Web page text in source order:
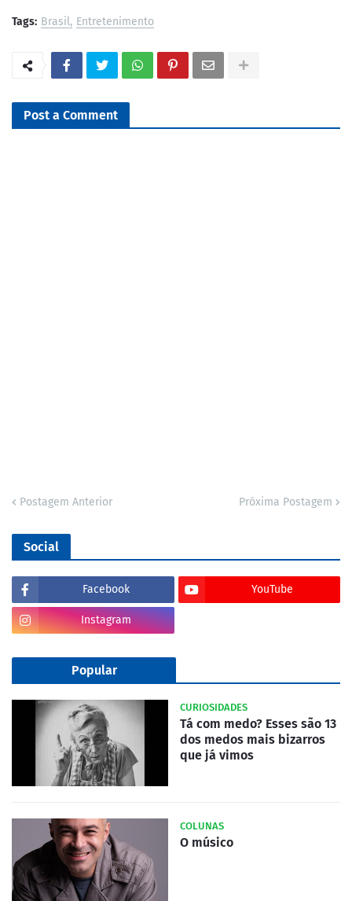
Tags: Brasil Entretenimento
Post a Comment
Postagem Anterior Próxima Postagem
Social
Facebook YouTube
Instagram
Popular
CURIOSIDADES
Tá com medo? Esses são 13
dos medos mais bizarros
que já vimos
COLUNAS
O músico